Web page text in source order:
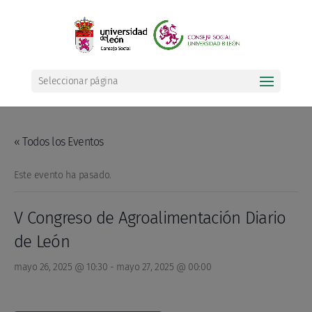
Seleccionar página
« Todos los Eventos
Este evento ha pasado.
V Congreso de Agroalimentación Diario
de León
mayo 26, 2025 @ 10:30 - mayo 27, 2025 @ 00:00